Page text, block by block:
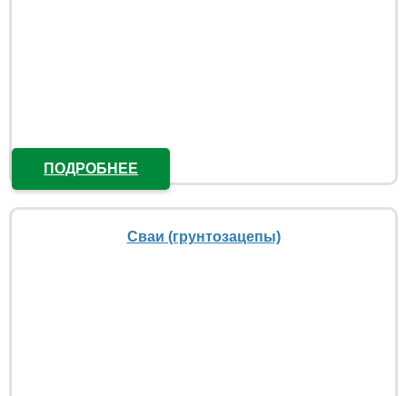
ПОДРОБНЕЕ
Сваи (грунтозацепы)